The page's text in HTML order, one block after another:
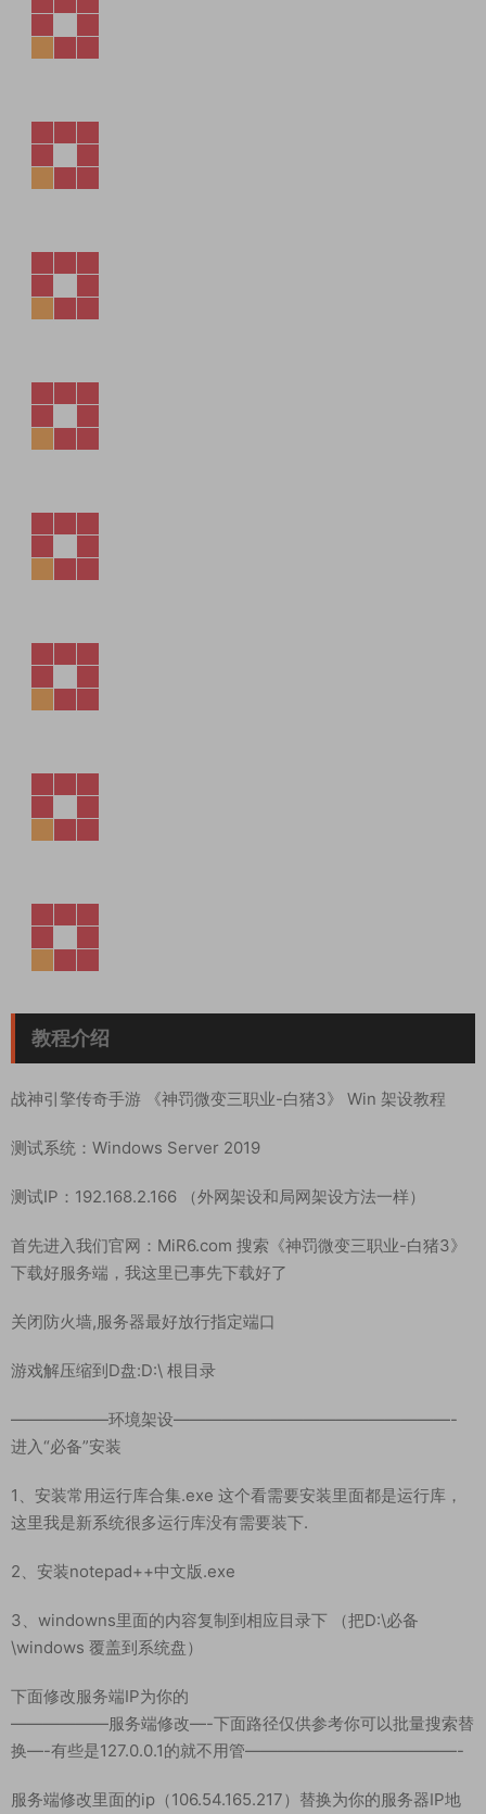
教程介绍
战神引擎传奇手游 《神罚微变三职业-白猪3》 Win 架设教程
测试系统：Windows Server 2019
测试IP：192.168.2.166 （外网架设和局网架设方法一样）
首先进入我们官网：MiR6.com 搜索《神罚微变三职业-白猪3》
下载好服务端，我这里已事先下载好了
关闭防火墙,服务器最好放行指定端口
游戏解压缩到D盘:D:\ 根目录
——————环境架设—————————————————-
进入“必备”安装
1、安装常用运行库合集.exe 这个看需要安装里面都是运行库，
这里我是新系统很多运行库没有需要装下.
2、安装notepad++中文版.exe
3、windowns里面的内容复制到相应目录下 （把D:\必备
\windows 覆盖到系统盘）
下面修改服务端IP为你的
——————服务端修改—-下面路径仅供参考你可以批量搜索替
换—-有些是127.0.0.1的就不用管—————————————-
服务端修改里面的ip（106.54.165.217）替换为你的服务器IP地